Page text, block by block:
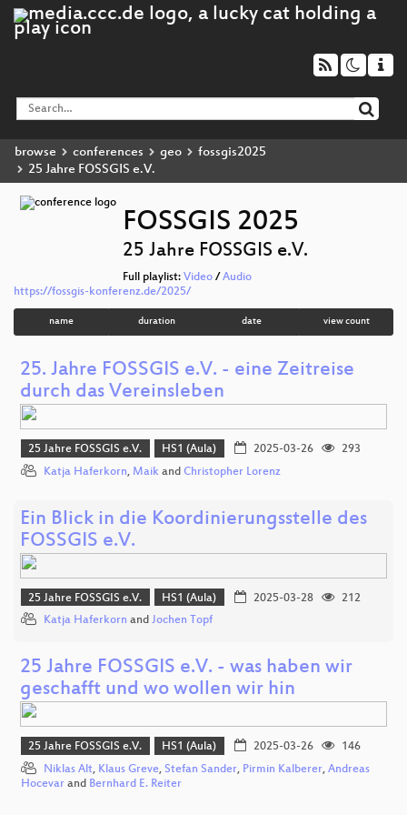
browse conferences geo
fossgis2025
25 Jahre FOSSGIS e.V.
FOSSGIS 2025
25 Jahre FOSSGIS e.V.
Full playlist: Video / Audio
https://fossgis-konferenz.de/2025/
name duration date view count
25. Jahre FOSSGIS e.V. - eine Zeitreise
durch das Vereinsleben
25 Jahre FOSSGIS e.V. HS1 (Aula) 2025-03-26
293
Katja Haferkorn, Maik and Christopher Lorenz
Ein Blick in die Koordinierungsstelle des
FOSSGIS e.V.
25 Jahre FOSSGIS e.V. HS1 (Aula) 2025-03-28
212
Katja Haferkorn and Jochen Topf
25 Jahre FOSSGIS e.V. - was haben wir
geschafft und wo wollen wir hin
25 Jahre FOSSGIS e.V. HS1 (Aula) 2025-03-26
146
Niklas Alt, Klaus Greve, Stefan Sander, Pirmin Kalberer, Andreas
Hocevar and Bernhard E. Reiter